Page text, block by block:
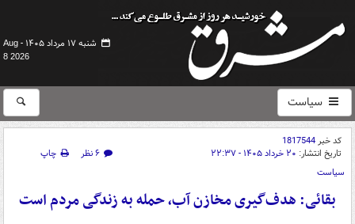
شنبه ۱۷ مرداد ۱۴۰۵ -
Aug
8 2026
سیاست
کد خبر1817544
تاریخ انتشار: ۲۰ خرداد ۱۴۰۵ - ۲۲:۳۷ ۶ نظر
چاپ
سیاست
بقائی: هدف‌گیری مخازن آب، حمله به زندگی مردم است